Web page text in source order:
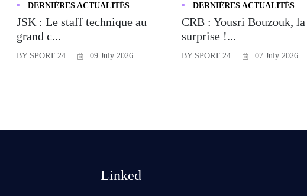
DERNIÈRES ACTUALITÉS
JSK : Le staff technique au
grand c...
BY SPORT 24 09 July 2026
DERNIÈRES ACTUALITÉS
CRB : Yousri Bouzouk, la
surprise !...
BY SPORT 24 07 July 2026
Linked